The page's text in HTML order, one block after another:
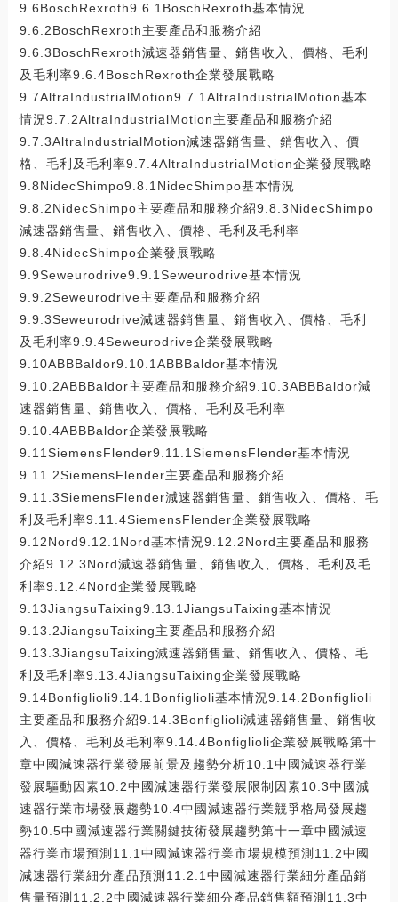
9.6BoschRexroth9.6.1BoschRexroth基本情況
9.6.2BoschRexroth主要產品和服務介紹
9.6.3BoschRexroth減速器銷售量、銷售收入、價格、毛利
及毛利率9.6.4BoschRexroth企業發展戰略
9.7AltraIndustrialMotion9.7.1AltraIndustrialMotion基本
情況9.7.2AltraIndustrialMotion主要產品和服務介紹
9.7.3AltraIndustrialMotion減速器銷售量、銷售收入、價
格、毛利及毛利率9.7.4AltraIndustrialMotion企業發展戰略
9.8NidecShimpo9.8.1NidecShimpo基本情況
9.8.2NidecShimpo主要產品和服務介紹9.8.3NidecShimpo
減速器銷售量、銷售收入、價格、毛利及毛利率
9.8.4NidecShimpo企業發展戰略
9.9Seweurodrive9.9.1Seweurodrive基本情況
9.9.2Seweurodrive主要產品和服務介紹
9.9.3Seweurodrive減速器銷售量、銷售收入、價格、毛利
及毛利率9.9.4Seweurodrive企業發展戰略
9.10ABBBaldor9.10.1ABBBaldor基本情況
9.10.2ABBBaldor主要產品和服務介紹9.10.3ABBBaldor減
速器銷售量、銷售收入、價格、毛利及毛利率
9.10.4ABBBaldor企業發展戰略
9.11SiemensFlender9.11.1SiemensFlender基本情況
9.11.2SiemensFlender主要產品和服務介紹
9.11.3SiemensFlender減速器銷售量、銷售收入、價格、毛
利及毛利率9.11.4SiemensFlender企業發展戰略
9.12Nord9.12.1Nord基本情況9.12.2Nord主要產品和服務
介紹9.12.3Nord減速器銷售量、銷售收入、價格、毛利及毛
利率9.12.4Nord企業發展戰略
9.13JiangsuTaixing9.13.1JiangsuTaixing基本情況
9.13.2JiangsuTaixing主要產品和服務介紹
9.13.3JiangsuTaixing減速器銷售量、銷售收入、價格、毛
利及毛利率9.13.4JiangsuTaixing企業發展戰略
9.14Bonfiglioli9.14.1Bonfiglioli基本情況9.14.2Bonfiglioli
主要產品和服務介紹9.14.3Bonfiglioli減速器銷售量、銷售收
入、價格、毛利及毛利率9.14.4Bonfiglioli企業發展戰略第十
章中國減速器行業發展前景及趨勢分析10.1中國減速器行業
發展驅動因素10.2中國減速器行業發展限制因素10.3中國減
速器行業市場發展趨勢10.4中國減速器行業競爭格局發展趨
勢10.5中國減速器行業關鍵技術發展趨勢第十一章中國減速
器行業市場預測11.1中國減速器行業市場規模預測11.2中國
減速器行業細分產品預測11.2.1中國減速器行業細分產品銷
售量預測11.2.2中國減速器行業細分產品銷售額預測11.3中